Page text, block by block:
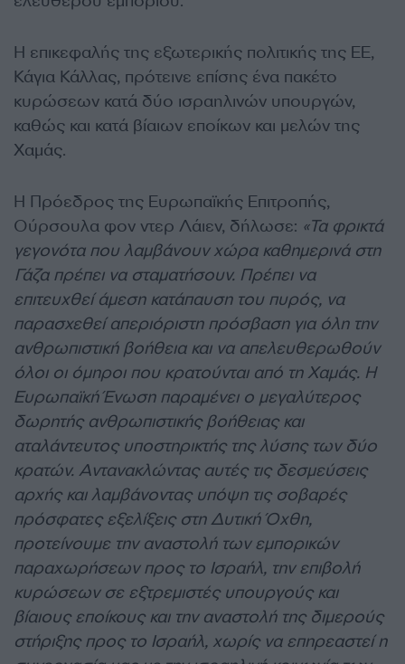
Η επικεφαλής της εξωτερικής πολιτικής της ΕΕ,
Κάγια Κάλλας, πρότεινε επίσης ένα πακέτο
κυρώσεων κατά δύο ισραηλινών υπουργών,
καθώς και κατά βίαιων εποίκων και μελών της
Χαμάς.
Η Πρόεδρος της Ευρωπαϊκής Επιτροπής,
Ούρσουλα φον ντερ Λάιεν, δήλωσε: «Τα φρικτά
γεγονότα που λαμβάνουν χώρα καθημερινά στη
Γάζα πρέπει να σταματήσουν. Πρέπει να
επιτευχθεί άμεση κατάπαυση του πυρός, να
παρασχεθεί απεριόριστη πρόσβαση για όλη την
ανθρωπιστική βοήθεια και να απελευθερωθούν
όλοι οι όμηροι που κρατούνται από τη Χαμάς. Η
Ευρωπαϊκή Ένωση παραμένει ο μεγαλύτερος
δωρητής ανθρωπιστικής βοήθειας και
αταλάντευτος υποστηρικτής της λύσης των δύο
κρατών. Αντανακλώντας αυτές τις δεσμεύσεις
αρχής και λαμβάνοντας υπόψη τις σοβαρές
πρόσφατες εξελίξεις στη Δυτική Όχθη,
προτείνουμε την αναστολή των εμπορικών
παραχωρήσεων προς το Ισραήλ, την επιβολή
κυρώσεων σε εξτρεμιστές υπουργούς και
βίαιους εποίκους και την αναστολή της διμερούς
στήριξης προς το Ισραήλ, χωρίς να επηρεαστεί η